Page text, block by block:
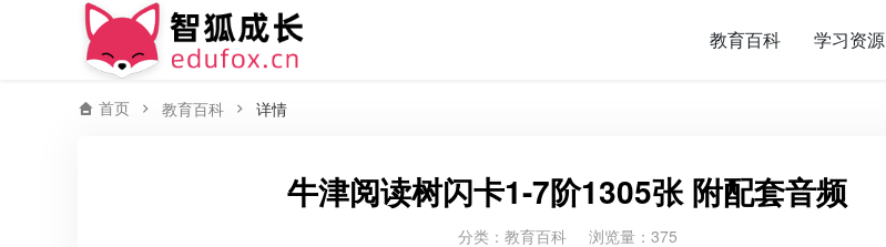
教育百科 学习资源
首页 教育百科 详情
牛津阅读树闪卡1-7阶1305张 附配套音频
分类： 教育百科 浏览量：375